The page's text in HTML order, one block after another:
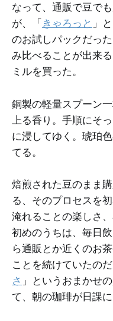
なって、通販で豆で
が、「きゃろっと 」
のお試しパックだっ
み比べることが出来
ミルを買った。
銅製の軽量スプーン
上る香り。手順にそ
に浸してゆく。琥珀
てる。
焙煎された豆のまま
る、そのプロセスを
淹れることの楽しさ
初めのうちは、毎日
ら通販とか近くのお
ことを続けていたの
さ 」というおまかせ
て、朝の珈琲が日課に